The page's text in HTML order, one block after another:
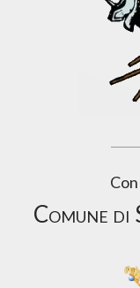
Comune di